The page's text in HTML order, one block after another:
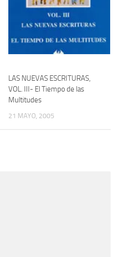
LAS NUEVAS ESCRITURAS,
VOL. III- El Tiempo de las
Multitudes
21 MAYO, 2005